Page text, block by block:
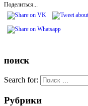
Поделиться...
поиск
Search for:
Рубрики